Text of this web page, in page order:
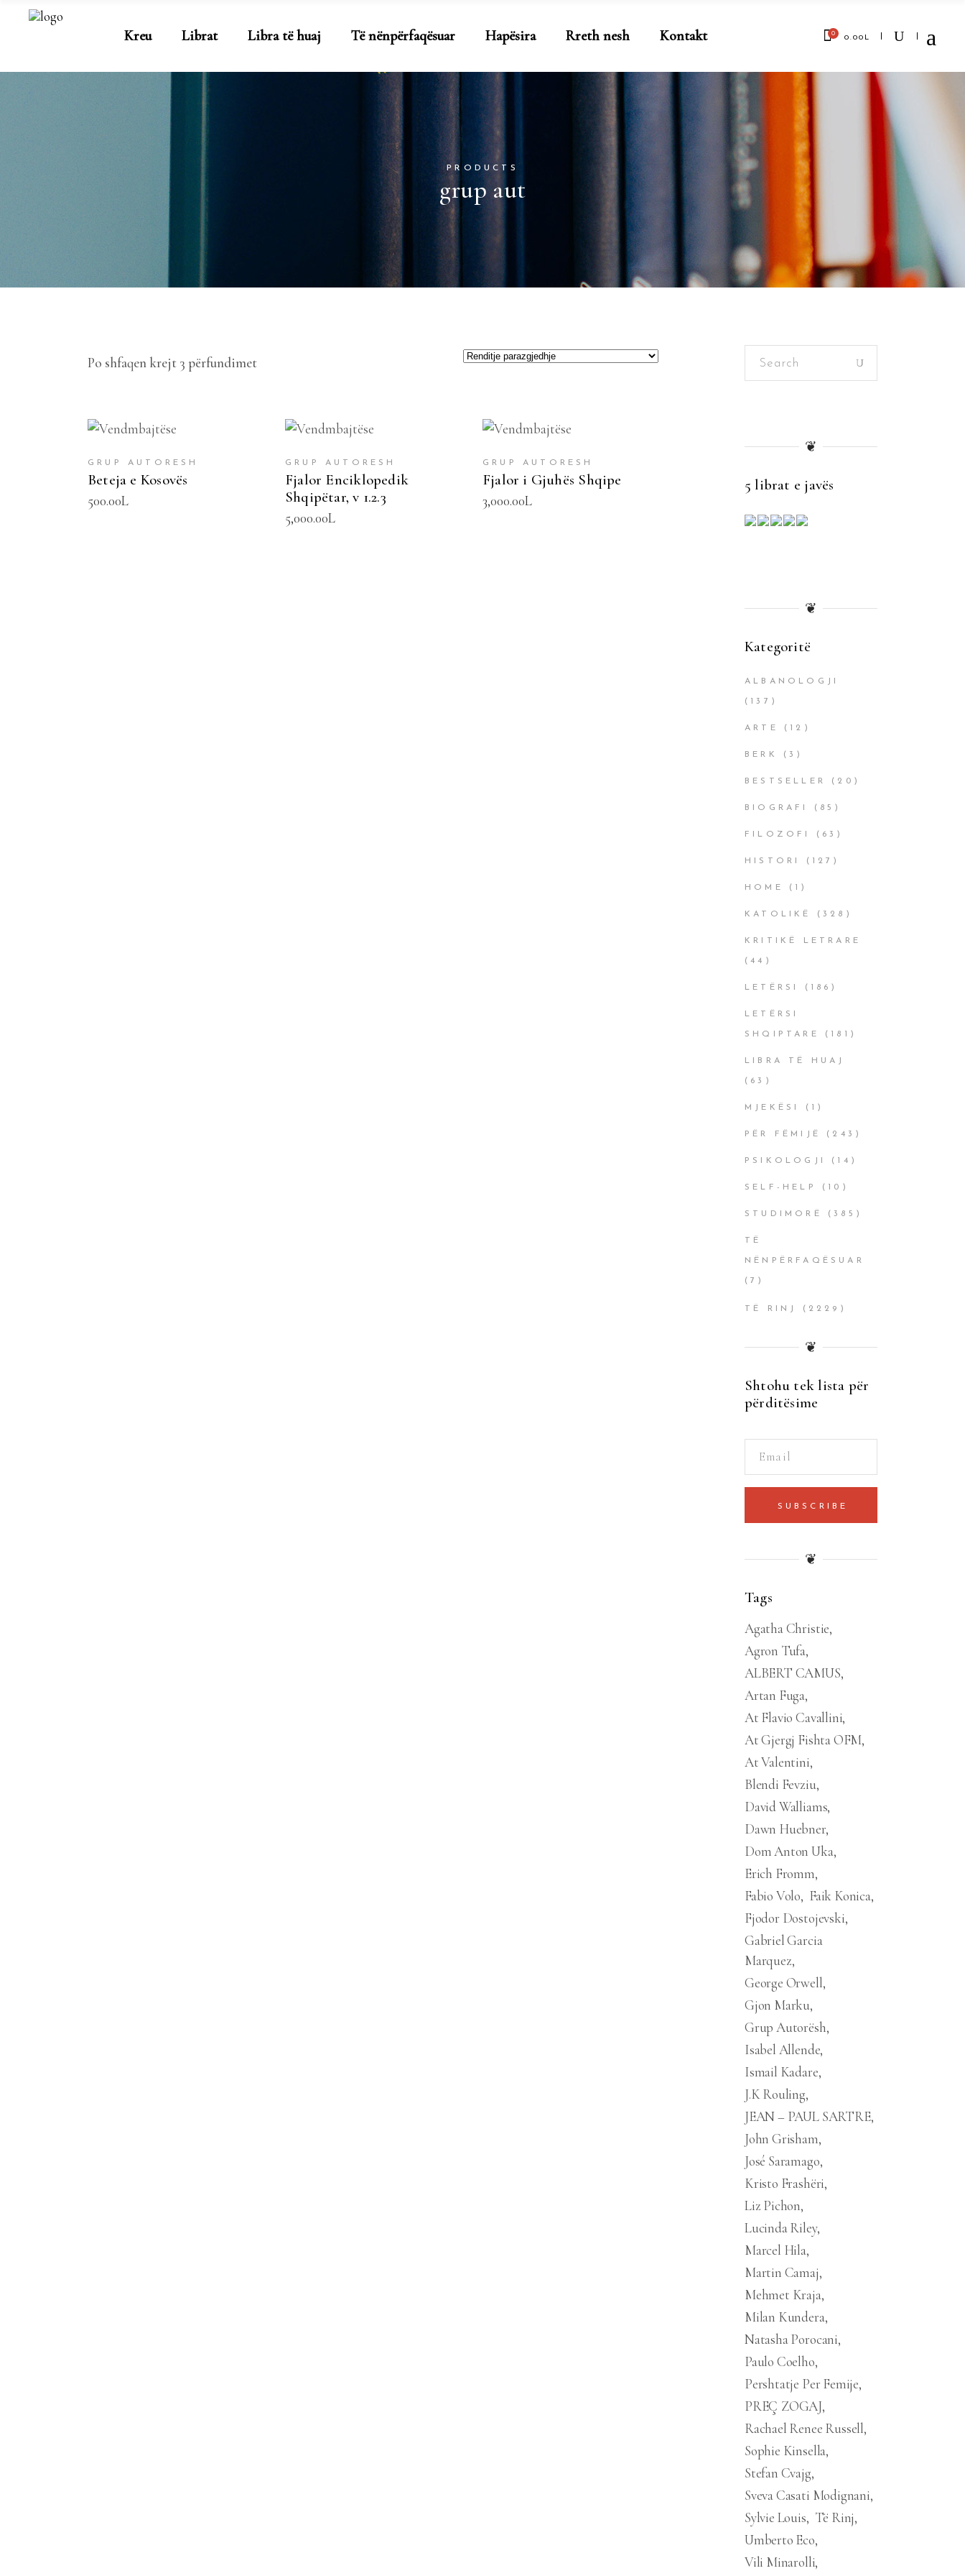
Kreu Librat Libra të huaj Të nënpërfaqësuar Hapësira Rreth nesh Kontakt 0 0.00 L
No products in the cart.
PRODUCTS
grup aut
Po shfaqen krejt 3 përfundimet
SHTOJE NË SHPORTË
GRUP AUTORESH
Beteja e Kosovës
500.00L
SHTOJE NË SHPORTË
GRUP AUTORESH
Fjalor Enciklopedik
Shqipëtar, v 1.2.3
5,000.00L
SHTOJE NË SHPORTË
GRUP AUTORESH
Fjalor i Gjuhës Shqipe
3,000.00L
Search
❦
5 librat e javës
❦
Kategoritë
ALBANOLOGJI
(137)
ARTE (12)
BERK (3)
BESTSELLER (20)
BIOGRAFI (85)
FILOZOFI (63)
HISTORI (127)
HOME (1)
KATOLIKË (328)
KRITIKË LETRARE
(44)
LETËRSI (186)
LETËRSI
SHQIPTARE (181)
LIBRA TË HUAJ
(63)
MJEKËSI (1)
PËR FËMIJË (243)
PSIKOLOGJI (14)
SELF-HELP (10)
STUDIMORË (385)
TË
NËNPËRFAQËSUAR
(7)
TË RINJ (2229)
❦
Shtohu tek lista për
përditësime
SUBSCRIBE
❦
Tags
Agatha Christie
Agron Tufa
ALBERT CAMUS
Artan Fuga
At Flavio Cavallini
At Gjergj Fishta OFM
At Valentini
Blendi Fevziu
David Walliams
Dawn Huebner
Dom Anton Uka
Erich Fromm
Fabio Volo
Faik Konica
Fjodor Dostojevski
Gabriel Garcia
Marquez
George Orwell
Gjon Marku
Grup Autorësh
Isabel Allende
Ismail Kadare
J.K Rouling
JEAN – PAUL SARTRE
John Grisham
José Saramago
Kristo Frashëri
Liz Pichon
Lucinda Riley
Marcel Hila
Martin Camaj
Mehmet Kraja
Milan Kundera
Natasha Porocani
Paulo Coelho
Pershtatje Per Femije
PREÇ ZOGAJ
Rachael Renee Russell
Sophie Kinsella
Stefan Cvajg
Sveva Casati Modignani
Sylvie Louis
Të Rinj
Umberto Eco
Vili Minarolli